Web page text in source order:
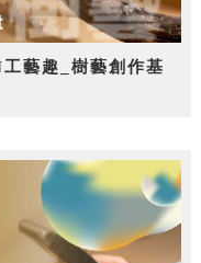
藝趣_樹藝創作基